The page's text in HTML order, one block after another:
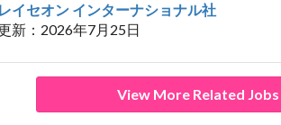
レイセオン インターナショナル社
新：2026年7月25日
View More Related Jobs